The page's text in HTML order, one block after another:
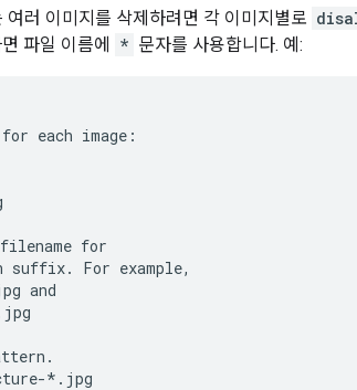
여러 이미지를 삭제하려면 각 이미지별로
파일 이름에
* 문자를 사용합니다. 예:
each image:
for
suffix. For example,
and
*.jpg